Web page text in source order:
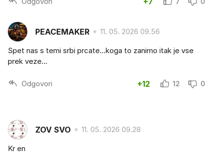
PEACEMAKER 11. 05. 2026 09.56
Spet nas s temi srbi prcate...koga to zanimo itak je vse
prek veze...
Odgovori +12 12 0
ZOV SVO 11. 05. 2026 09.28
Kr en